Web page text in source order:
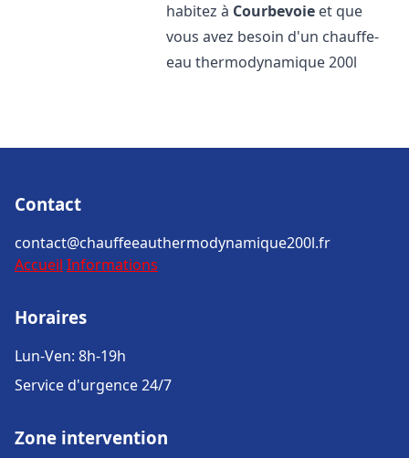
habitez à Courbevoie et que
vous avez besoin d'un chauffe-
eau thermodynamique 200l
Contact
contact@chauffeeauthermodynamique200l.fr
Accueil Informations
Horaires
Lun-Ven: 8h-19h
Service d'urgence 24/7
Zone intervention